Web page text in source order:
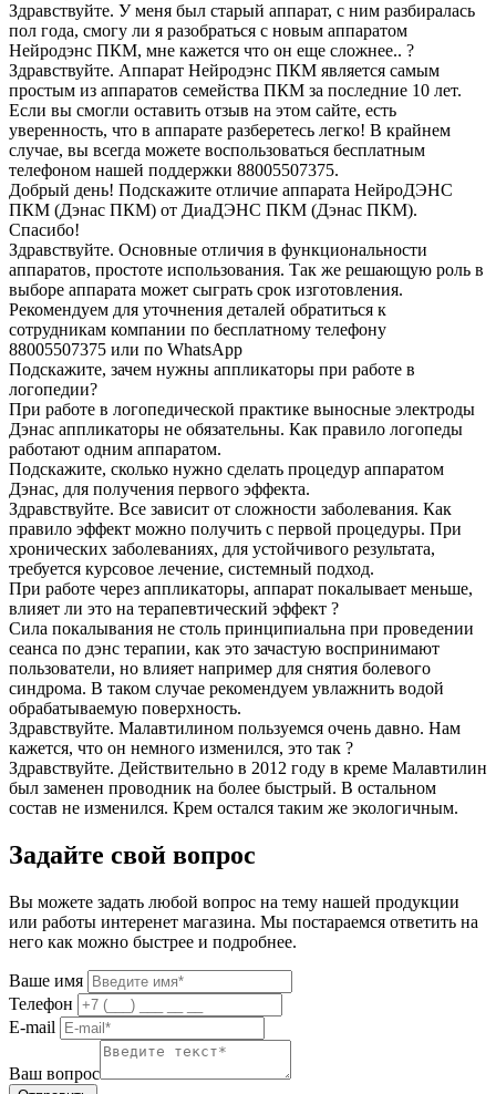
Здравствуйте. У меня был старый аппарат, с ним разбиралась
пол года, смогу ли я разобраться с новым аппаратом
Нейродэнс ПКМ, мне кажется что он еще сложнее.. ?
Здравствуйте. Аппарат Нейродэнс ПКМ является самым
простым из аппаратов семейства ПКМ за последние 10 лет.
Если вы смогли оставить отзыв на этом сайте, есть
уверенность, что в аппарате разберетесь легко! В крайнем
случае, вы всегда можете воспользоваться бесплатным
телефоном нашей поддержки 88005507375.
Добрый день! Подскажите отличие аппарата НейроДЭНС
ПКМ (Дэнас ПКМ) от ДиаДЭНС ПКМ (Дэнас ПКМ).
Спасибо!
Здравствуйте. Основные отличия в функциональности
аппаратов, простоте использования. Так же решающую роль в
выборе аппарата может сыграть срок изготовления.
Рекомендуем для уточнения деталей обратиться к
сотрудникам компании по бесплатному телефону
88005507375 или по WhatsApp
Подскажите, зачем нужны аппликаторы при работе в
логопедии?
При работе в логопедической практике выносные электроды
Дэнас аппликаторы не обязательны. Как правило логопеды
работают одним аппаратом.
Подскажите, сколько нужно сделать процедур аппаратом
Дэнас, для получения первого эффекта.
Здравствуйте. Все зависит от сложности заболевания. Как
правило эффект можно получить с первой процедуры. При
хронических заболеваниях, для устойчивого результата,
требуется курсовое лечение, системный подход.
При работе через аппликаторы, аппарат покалывает меньше,
влияет ли это на терапевтический эффект ?
Сила покалывания не столь принципиальна при проведении
сеанса по дэнс терапии, как это зачастую воспринимают
пользователи, но влияет например для снятия болевого
синдрома. В таком случае рекомендуем увлажнить водой
обрабатываемую поверхность.
Здравствуйте. Малавтилином пользуемся очень давно. Нам
кажется, что он немного изменился, это так ?
Здравствуйте. Действительно в 2012 году в креме Малавтилин
был заменен проводник на более быстрый. В остальном
состав не изменился. Крем остался таким же экологичным.
Задайте свой вопрос
Вы можете задать любой вопрос на тему нашей продукции
или работы интеренет магазина. Мы постараемся ответить на
него как можно быстрее и подробнее.
Ваше имя
Телефон
E-mail
Ваш вопрос